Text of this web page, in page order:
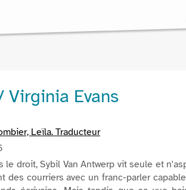
Virginia Evans
Leïla. Traducteur
droit, Sybil Van Antwerp vit seule et
des courriers avec un franc-parler